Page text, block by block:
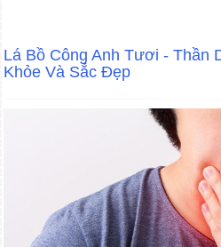
Lá Bồ Công Anh Tươi - Thần
Khỏe Và Sắc Đẹp